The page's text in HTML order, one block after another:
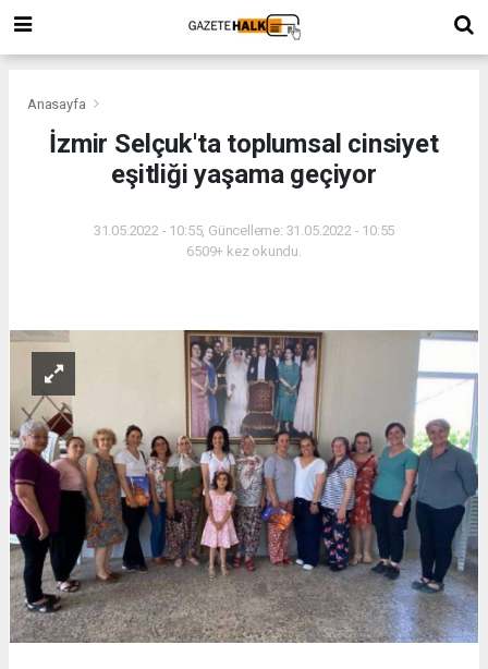
Anasayfa
İzmir Selçuk'ta toplumsal cinsiyet
eşitliği yaşama geçiyor
31.05.2022 - 10:55, Güncelleme: 31.05.2022 - 10:55
6509+ kez okundu.